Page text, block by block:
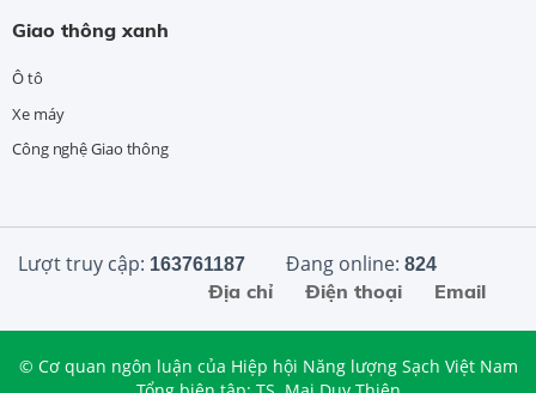
Giao thông xanh
Ô tô
Xe máy
Công nghệ Giao thông
Lượt truy cập: 163761187 Đang online: 824
Email
Điện thoại
Địa chỉ
© Cơ quan ngôn luận của Hiệp hội Năng lượng Sạch Việt Nam